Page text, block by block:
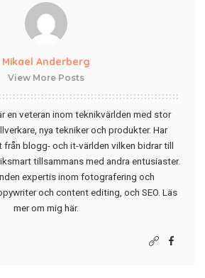
Mikael Anderberg
View More Posts
en veteran inom teknikvärlden med stor
nya tekniker och produkter. Har
från blogg- och it-världen vilken bidrar till
tillsammans med andra entusiaster.
expertis inom fotografering och
och content editing, och SEO. Läs
mer om mig här.